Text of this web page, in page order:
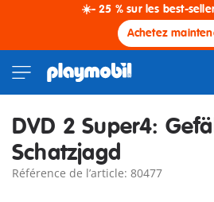
☀️- 25 % sur les best-
Achetez
DVD 2 Super4:
Schatzjagd
Référence de l’article: 80477